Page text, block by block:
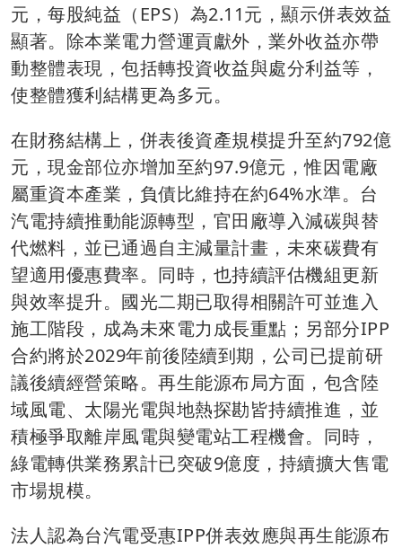
元，每股純益（EPS）為2.11元，顯示併表效益
顯著。除本業電力營運貢獻外，業外收益亦帶
動整體表現，包括轉投資收益與處分利益等，
使整體獲利結構更為多元。
在財務結構上，併表後資產規模提升至約792億
元，現金部位亦增加至約97.9億元，惟因電廠
屬重資本產業，負債比維持在約64%水準。台
汽電持續推動能源轉型，官田廠導入減碳與替
代燃料，並已通過自主減量計畫，未來碳費有
望適用優惠費率。同時，也持續評估機組更新
與效率提升。國光二期已取得相關許可並進入
施工階段，成為未來電力成長重點；另部分IPP
合約將於2029年前後陸續到期，公司已提前研
議後續經營策略。再生能源布局方面，包含陸
域風電、太陽光電與地熱探勘皆持續推進，並
積極爭取離岸風電與變電站工程機會。同時，
綠電轉供業務累計已突破9億度，持續擴大售電
市場規模。
法人認為台汽電受惠IPP併表效應與再生能源布